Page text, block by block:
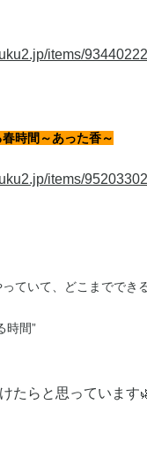
items/
時間～あった香～
items/
ていて、どこまででき
時間”
たらと思っています